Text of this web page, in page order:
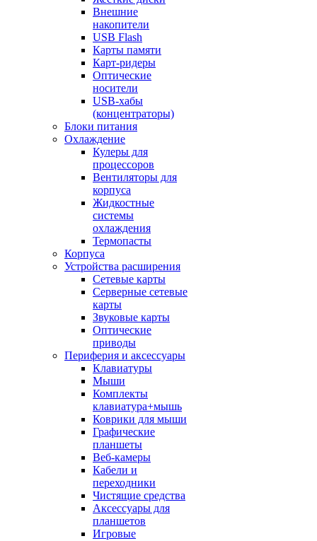
Внешние
накопители
USB Flash
Карты памяти
Карт-ридеры
Оптические
носители
USB-хабы
(концентраторы)
Блоки питания
Охлаждение
Кулеры для
процессоров
Вентиляторы для
корпуса
Жидкостные
системы
охлаждения
Термопасты
Корпуса
Устройства расширения
Сетевые карты
Серверные сетевые
карты
Звуковые карты
Оптические
приводы
Периферия и аксессуары
Клавиатуры
Мыши
Комплекты
клавиатура+мышь
Коврики для мыши
Графические
планшеты
Веб-камеры
Кабели и
переходники
Чистящие средства
Аксессуары для
планшетов
Игровые